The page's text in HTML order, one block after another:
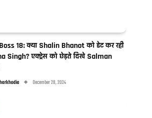
18: क्या Shalin Bhanot को डेट कर रही
Singh? एक्ट्रेस को छेड़ते दिखे Salman
December 28, 2024